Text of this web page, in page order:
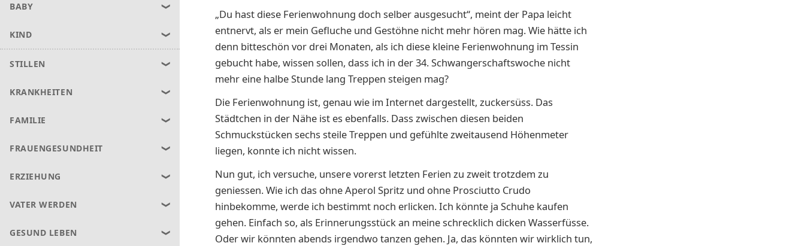
BABY
KIND
STILLEN
KRANKHEITEN
FAMILIE
FRAUENGESUNDHEIT
ERZIEHUNG
VATER WERDEN
GESUND LEBEN
„Du hast diese Ferienwohnung doch selber ausgesucht“, meint der Papa leicht
entnervt, als er mein Gefluche und Gestöhne nicht mehr hören mag. Wie hätte ich
denn bitteschön vor drei Monaten, als ich diese kleine Ferienwohnung im Tessin
gebucht habe, wissen sollen, dass ich in der 34. Schwangerschaftswoche nicht
mehr eine halbe Stunde lang Treppen steigen mag?
Die Ferienwohnung ist, genau wie im Internet dargestellt, zuckersüss. Das
Städtchen in der Nähe ist es ebenfalls. Dass zwischen diesen beiden
Schmuckstücken sechs steile Treppen und gefühlte zweitausend Höhenmeter
liegen, konnte ich nicht wissen.
Nun gut, ich versuche, unsere vorerst letzten Ferien zu zweit trotzdem zu
geniessen. Wie ich das ohne Aperol Spritz und ohne Prosciutto Crudo
hinbekomme, werde ich bestimmt noch erlicken. Ich könnte ja Schuhe kaufen
gehen. Einfach so, als Erinnerungsstück an meine schrecklich dicken Wasserfüsse.
Oder wir könnten abends irgendwo tanzen gehen. Ja, das könnten wir wirklich tun,